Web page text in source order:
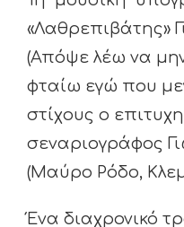
«Λαθρεπιβάτης»
(Απόψε λέω να
φταίω εγώ που
στίχους ο
σεναριογράφος
(Μαύρο Ρόδο,
Ένα διαχρονικό